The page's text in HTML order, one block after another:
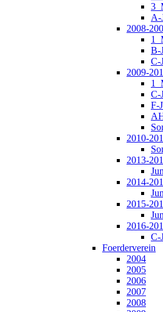
A-
2008-
B-
C-
2009-
C-
F-
2010-
2013-
2014-
2015-
2016-
C-
Foerderverein
2004
2005
2006
2007
2008